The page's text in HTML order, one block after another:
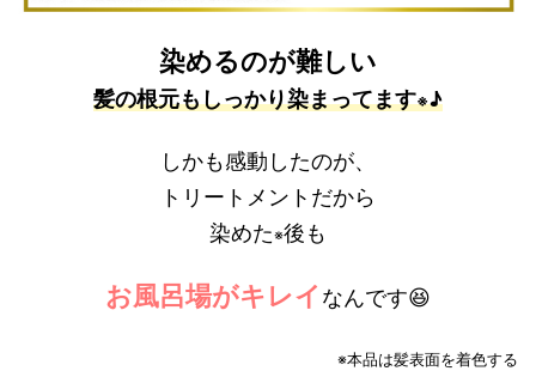
染めるのが難しい
髪の根元もしっかり染まってます※♪
しかも感動したのが、
トリートメントだから
染めた※後も
お風呂場がキレイ なんです😆
※本品は髪表面を着色する